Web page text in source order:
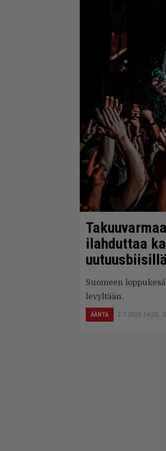
ilahduttaa
Suomeen
levyltään.
ÄÄNTÄ 2.7.2026 14:20